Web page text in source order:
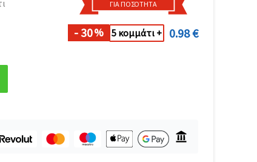
ΓΙΑ ΠΟΣΌΤΗΤΑ
- 30% 5 κομμάτι + 0.98 €